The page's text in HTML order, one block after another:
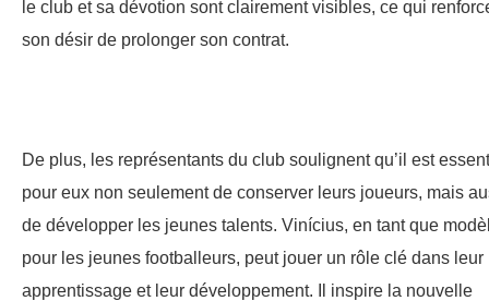
le club et sa dévotion sont clairement visibles, ce qui
son désir de prolonger son contrat.
De plus, les représentants du club soulignent qu’il est
pour eux non seulement de conserver leurs joueurs, mais
de développer les jeunes talents. Vinícius, en tant que
pour les jeunes footballeurs, peut jouer un rôle clé dans leur
apprentissage et leur développement. Il inspire la nouvelle